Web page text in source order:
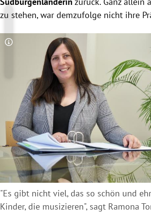
zu stehen, war demzufolge nicht ihre
Copyright-Hinweis öffnen/schließen
"Es gibt nicht viel, das so schön und
Kinder, die musizieren", sagt Ramona